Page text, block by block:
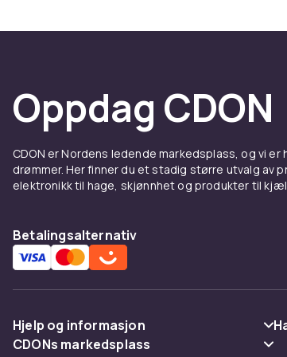
Oppdag CDON
CDON er Nordens ledende markedsplass, og vi
drømmer. Her finner du et stadig større utvalg av
elektronikk til hage, skjønnhet og produkter til
Betalingsalternativ
Hjelp og informasjon
Vanlige spørsmål
CDONs markedsplass